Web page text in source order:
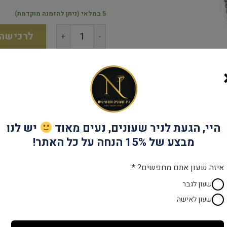
5 במלאי (ניתן להזמנה מוקדמת)
קטגוריות: שרשראות לגבר, תכשיטים
היי, הגעת לניר שעונים, נעים מאוד
יש לנו
מבצע של 15% הנחה על כל האתר!
איזה שעון אתם מחפשים? *
שעון לגבר
שעון לאישה